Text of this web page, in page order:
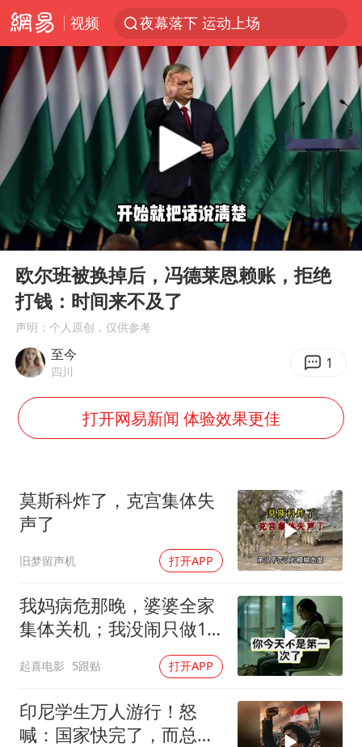
视频
夜幕落下 运动上场
泰交通部副部长回应中国游客遭歧视
Meta被判支付5.67亿美元
1岁宝宝碰坏纸巾盒 宝妈被索赔924元
男子结婚8年3个女儿均非亲生
台风白海豚逼近 暴雨大暴雨来袭
“空调24小时开着更省电”不实
公司“上四休三”但要降薪1000元
“中国蔬菜之乡”最高温达41.8℃
段绚竞因公牺牲 年仅44岁
日本广岛民众举行游行反对政府行径
97岁英国奶奶飞上天再破吉尼斯纪录
女子开一天一夜空调后二氧化碳中毒
奋进开新局 实干挑大梁
Play
00:00 05:47
欧尔班被换掉后，冯德莱恩赖账，拒绝
打钱：时间来不及了
声明：个人原创，仅供参考
至今
四川 1
打开网易新闻 体验效果更佳
莫斯科炸了，克宫集体失
声了
旧梦留声机 打开APP
我妈病危那晚，婆婆全家
集体关机；我没闹只做1
事，6天后她打来电话：
你是不是疯了？
起喜电影 5跟贴 打开APP
印尼学生万人游行！怒
喊：国家快完了，而总统